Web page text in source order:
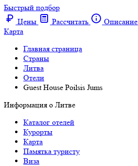
Быстрый подбор
Цены
Рассчитать Описание
Карта
Главная страница
Cтраны
Литва
Отели
Guest House Poilsis Jums
Информация о Литве
Каталог отелей
Курорты
Карта
Памятка туристу
Виза